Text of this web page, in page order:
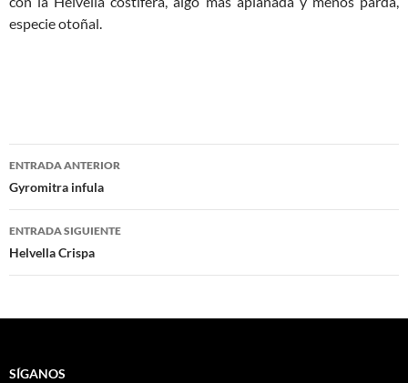
especie otoñal.
Navegación
de
entradas
ENTRADA ANTERIOR
Gyromitra infula
ENTRADA SIGUIENTE
Helvella Crispa
SÍGANOS